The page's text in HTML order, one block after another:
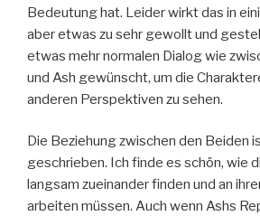
Bedeutung hat. Leider wirkt das in
aber etwas zu sehr gewollt und
etwas mehr normalen Dialog wie
und Ash gewünscht, um die
anderen Perspektiven zu sehen.
Die Beziehung zwischen den Beiden
geschrieben. Ich finde es schön, wie
langsam zueinander finden und an
arbeiten müssen. Auch wenn Ashs